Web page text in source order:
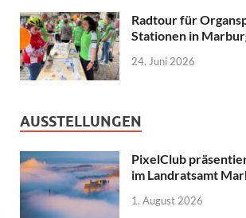
Radtour für
Stationen in
24. Juni 2026
AUSSTELLUNGEN
PixelClub
im Landratsamt
1. August 2026